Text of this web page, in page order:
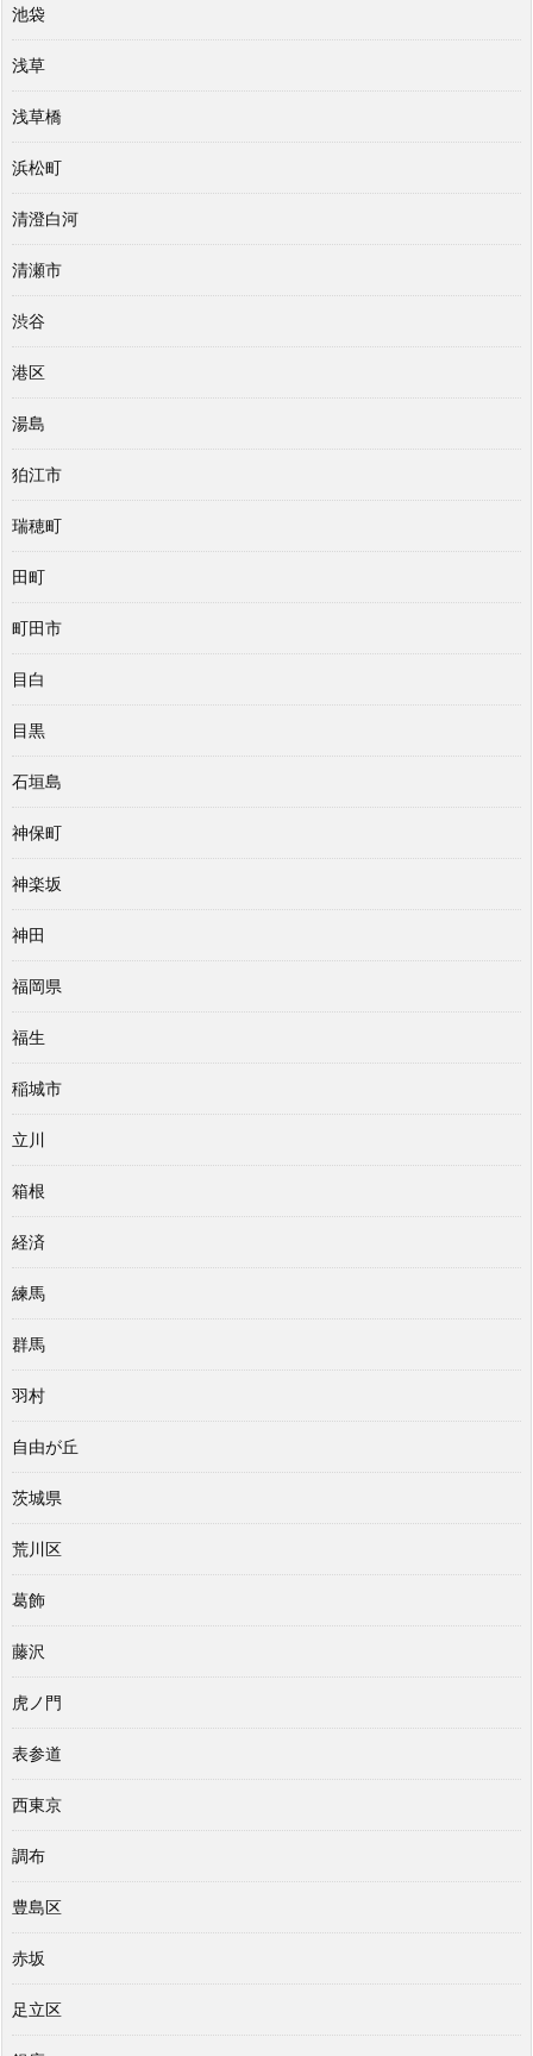
池袋
浅草
浅草橋
浜松町
清澄白河
清瀬市
渋谷
港区
湯島
狛江市
瑞穂町
田町
町田市
目白
目黒
石垣島
神保町
神楽坂
神田
福岡県
福生
稲城市
立川
箱根
経済
練馬
群馬
羽村
自由が丘
茨城県
荒川区
葛飾
藤沢
虎ノ門
表参道
西東京
調布
豊島区
赤坂
足立区